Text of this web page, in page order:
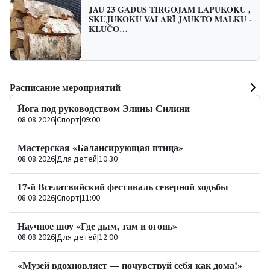
JAU 23 GADUS TIRGOJAM LAPUKOKU ,
SKUJUKOKU VAI ARĪ JAUKTO MALKU -
KLUČO…
Расписание мероприятий
Йога под руководством Элины Силини
08.08.2026|Спорт|09:00
Мастерская «Балансирующая птица»
08.08.2026|Для детей|10:30
17-й Вселатвийский фестиваль северной ходьбы
08.08.2026|Спорт|11:00
Научное шоу «Где дым, там и огонь»
08.08.2026|Для детей|12:00
«Музей вдохновляет — почувствуй себя как дома!»